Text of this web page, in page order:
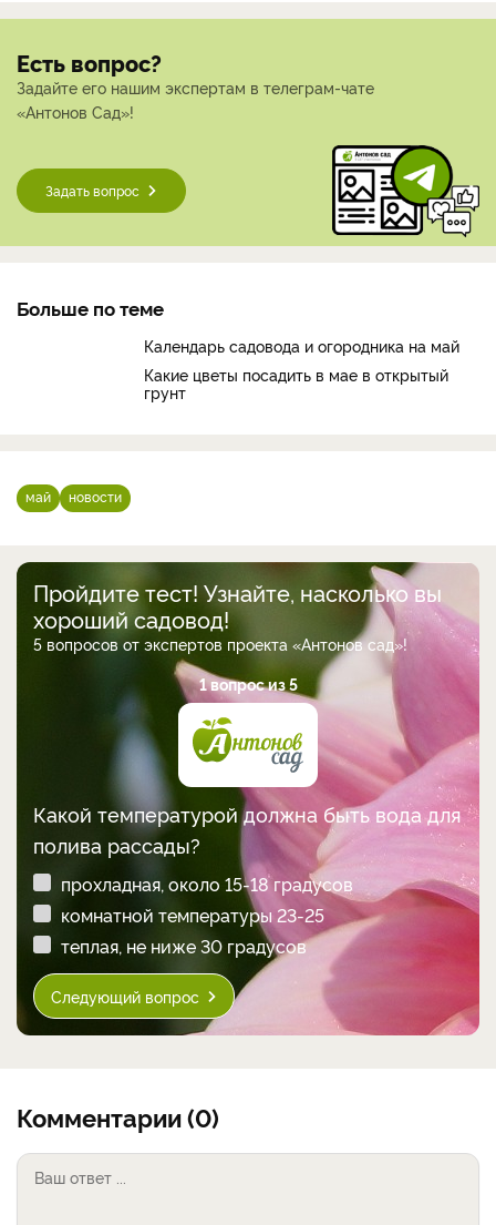
Есть вопрос?
Задайте его нашим экспертам в телеграм-чате
«Антонов Сад»!
Задать вопрос
Больше по теме
Календарь садовода и огородника на май
Какие цветы посадить в мае в открытый
грунт
май новости
Пройдите тест! Узнайте, насколько вы
хороший садовод!
5 вопросов от экспертов проекта «Антонов сад»!
1 вопрос из 5
Какой температурой должна быть вода для
полива рассады?
прохладная, около 15-18 градусов
комнатной температуры 23-25
теплая, не ниже 30 градусов
Следующий вопрос
Комментарии (0)